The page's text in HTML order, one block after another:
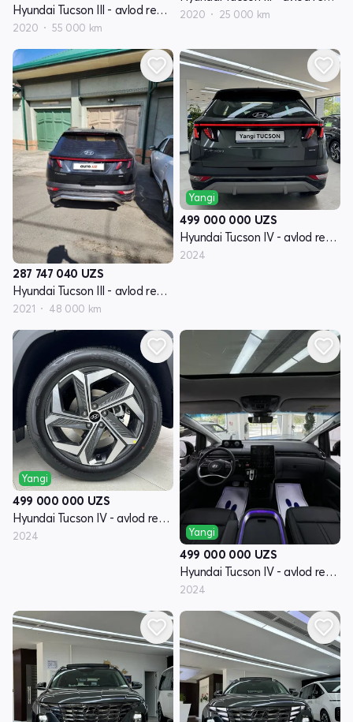
Hyundai Tucson III - avlod restyling
2020 55 000 km
2020 25 000 km
287 747 040 UZS
Hyundai Tucson III - avlod restyling
2021 48 000 km
Yangi
499 000 000 UZS
Hyundai Tucson IV - avlod restyling
2024
Yangi
499 000 000 UZS
Hyundai Tucson IV - avlod restyling
2024 Yangi
499 000 000 UZS
Hyundai Tucson IV - avlod restyling
2024